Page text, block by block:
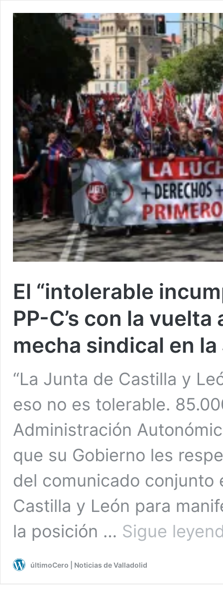
El “intolerable
PP-C’s con la
mecha sindical en
“La Junta de Castilla y
eso no es tolerable.
Administración
que su Gobierno les
del comunicado conjunto
Castilla y León para
la posición … Sigue
últimoCero | Noticias de Valladolid